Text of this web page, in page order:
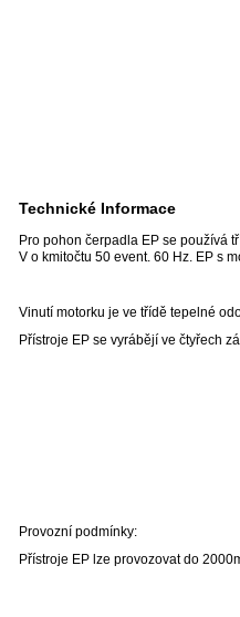
Technické Informace
Pro pohon čerpadla EP se používá
V o kmitočtu 50 event. 60 Hz. EP s
Vinutí motorku je ve třídě tepelné
Přístroje EP se vyrábějí ve čtyřech
Provozní podmínky:
Přístroje EP lze provozovat do